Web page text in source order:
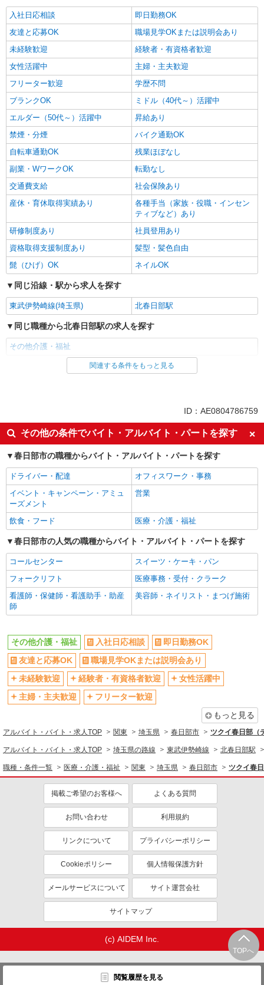
入社日応相談
即日勤務OK
友達と応募OK
職場見学OKまたは説明会あり
未経験歓迎
経験者・有資格者歓迎
女性活躍中
主婦・主夫歓迎
フリーター歓迎
学歴不問
ブランクOK
ミドル（40代～）活躍中
エルダー（50代～）活躍中
昇給あり
禁煙・分煙
バイク通勤OK
自転車通勤OK
残業ほぼなし
副業・WワークOK
転勤なし
交通費支給
社会保険あり
産休・育休取得実績あり
各種手当（家族・役職・インセン
ティブなど）あり
研修制度あり
社員登用あり
資格取得支援制度あり
髪型・髪色自由
髭（ひげ）OK
ネイルOK
同じ沿線・駅から求人を探す
東武伊勢崎線(埼玉県) 北春日部駅
同じ職種から北春日部駅の求人を探す
その他介護・福祉
同じ雇用形態から北春日部駅の求人を探す
入社日応相談
即日勤務OK
友達と応募OK
職場見学OKまたは説明会あり
未経験歓迎
経験者・有資格者歓迎
女性活躍中
主婦・主夫歓迎
フリーター歓迎
学歴不問
ブランクOK
ミドル（40代～）活躍中
エルダー（50代～）活躍中
昇給あり
禁煙・分煙
バイク通勤OK
自転車通勤OK
残業ほぼなし
副業・WワークOK
転勤なし
交通費支給
社会保険あり
産休・育休取得実績あり
各種手当（家族・役職・インセン
研修制度あり
社員登用あり
資格取得支援制度あり
髪型・髪色自由
髭（ひげ）OK
ネイルOK
同じ職種から求人を探す
副業・WワークOK
交通費支給
社会保険あり
産休・育休取得実績あり
社員登用あり
関連する条件をもっと見る
ID：AE0804786759
その他の条件でバイト・アルバイト・パートを探す
春日部市の職種からバイト・アルバイト・パートを探す
ドライバー・配達
オフィスワーク・事務
イベント・キャンペーン・アミュ
ーズメント
営業
飲食・フード 医療・介護・福祉
春日部市の人気の職種からバイト・アルバイト・パートを探す
コールセンター
スイーツ・ケーキ・パン
フォークリフト
医療事務・受付・クラーク
看護師・保健師・看護助手・助産
師
美容師・ネイリスト・まつげ施術
TOPへ
閲覧履歴を見る
その他介護・福祉 入社日応相談
即日勤務OK
友達と応募OK
職場見学OKまたは説明会あり
未経験歓迎
経験者・有資格者歓迎
女性活躍中
主婦・主夫歓迎
フリーター歓迎
もっと見る
アルバイト・バイト・求人TOP 関東 埼玉県 春日部市 ツクイ春日部（
アルバイト・バイト・求人TOP 埼玉県の路線 東武伊勢崎線 北春日部駅
職種・条件一覧 医療・介護・福祉 関東 埼玉県 春日部市 ツクイ春
掲載ご希望のお客様へ よくある質問
お問い合わせ 利用規約
リンクについて プライバシーポリシー
Cookieポリシー 個人情報保護方針
メールサービスについて サイト運営会社
サイトマップ
(c) AIDEM Inc.